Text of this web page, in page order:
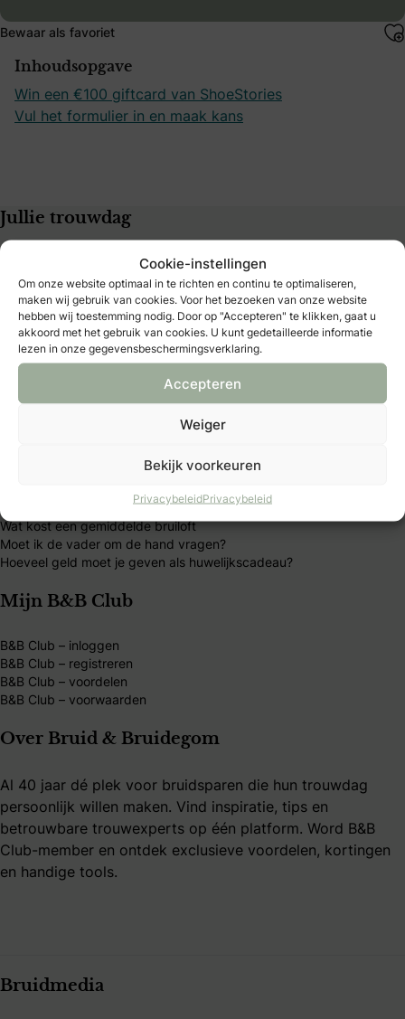
Cookie-instellingen
Om onze website optimaal in te richten en continu te optimaliseren,
maken wij gebruik van cookies. Voor het bezoeken van onze website
hebben wij toestemming nodig. Door op "Accepteren" te klikken, gaat u
akkoord met het gebruik van cookies. U kunt gedetailleerde informatie
lezen in onze gegevensbeschermingsverklaring.
Accepteren
Weiger
Bekijk voorkeuren
PrivacybeleidPrivacybeleid
Bewaar als favoriet
Inhoudsopgave
Win een €100 giftcard van ShoeStories
Vul het formulier in en maak kans
Jullie trouwdag
Trouwblog
Bruidsbeurzen
Winacties
Bruid & Bruidegom Magazine kopen
Deel jouw bruiloft of styled shoot
Home
Welke soorten trouwjurken zijn er?
Wanneer een trouwkaart versturen?
Wat kost een gemiddelde bruiloft
Moet ik de vader om de hand vragen?
Hoeveel geld moet je geven als huwelijkscadeau?
Mijn B&B Club
B&B Club – inloggen
B&B Club – registreren
B&B Club – voordelen
B&B Club – voorwaarden
Over Bruid & Bruidegom
Al 40 jaar dé plek voor bruidsparen die hun trouwdag
persoonlijk willen maken. Vind inspiratie, tips en
betrouwbare trouwexperts op één platform. Word B&B
Club-member en ontdek exclusieve voordelen, kortingen
en handige tools.
Bruidmedia